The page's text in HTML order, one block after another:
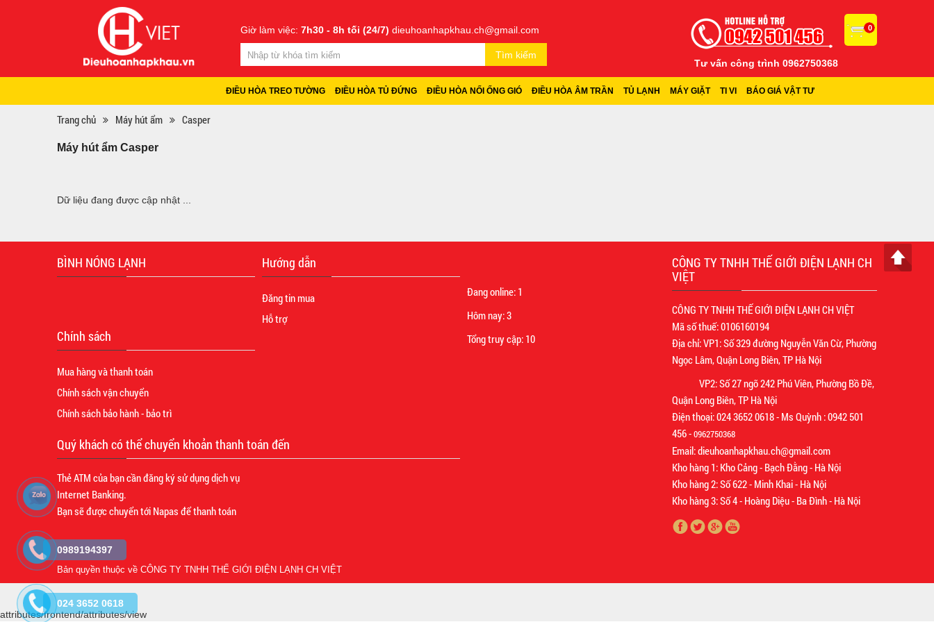
Giờ làm việc: 7h30 - 8h tối (24/7) dieuhoanhapkhau.ch@gmail.com
Tìm kiếm
0
Tư vấn công trình 0962750368
ĐIỀU HÒA TREO TƯỜNG ĐIỀU HÒA TỦ ĐỨNG ĐIỀU HÒA NỐI ỐNG GIÓ ĐIỀU HÒA ÂM TRẦN TỦ LẠNH MÁY GIẶT TI VI BÁO GIÁ VẬT TƯ
Trang chủ Máy hút ẩm Casper
Máy hút ẩm Casper
Dữ liệu đang được cập nhật ...
BÌNH NÓNG LẠNH Hướng dẫn
Đăng tin mua
Hỗ trợ
Chính sách
Mua hàng và thanh toán
Chính sách vận chuyển
Chính sách bảo hành - bảo trì
Quý khách có thể chuyển khoản thanh toán đến
Thẻ ATM của bạn cần đăng ký sử dụng dịch vụ
Internet Banking.
Bạn sẽ được chuyển tới Napas để thanh toán
Đang online: 1
Hôm nay:3
Tổng truy cập: 10
CÔNG TY TNHH THẾ GIỚI ĐIỆN LẠNH CH
VIỆT
CÔNG TY TNHH THẾ GIỚI ĐIỆN LẠNH CH VIỆT
Mã số thuế: 0106160194
Địa chỉ: VP1: Số 329 đường Nguyễn Văn Cừ, Phường
Ngọc Lâm, Quận Long Biên, TP Hà Nội
VP2: Số 27 ngõ 242 Phú Viên, Phường Bồ Đề,
Quận Long Biên, TP Hà Nội
Điện thoại: 024 3652 0618 - Ms Quỳnh : 0942 501
456 -0962750368
Email: dieuhoanhapkhau.ch@gmail.com
Kho hàng 1: Kho Cảng - Bạch Đằng - Hà Nội
Kho hàng 2: Số 622 - Minh Khai - Hà Nội
Kho hàng 3: Số 4 - Hoàng Diệu - Ba Đình - Hà Nội
Bản quyền thuộc về CÔNG TY TNHH THẾ GIỚI ĐIỆN LẠNH CH VIỆT
0989194397
024 3652 0618
attributes/frontend/attributes/view